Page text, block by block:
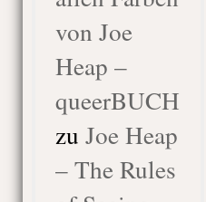
von Joe
Heap –
queerBUCH
zu Joe Heap
– The Rules